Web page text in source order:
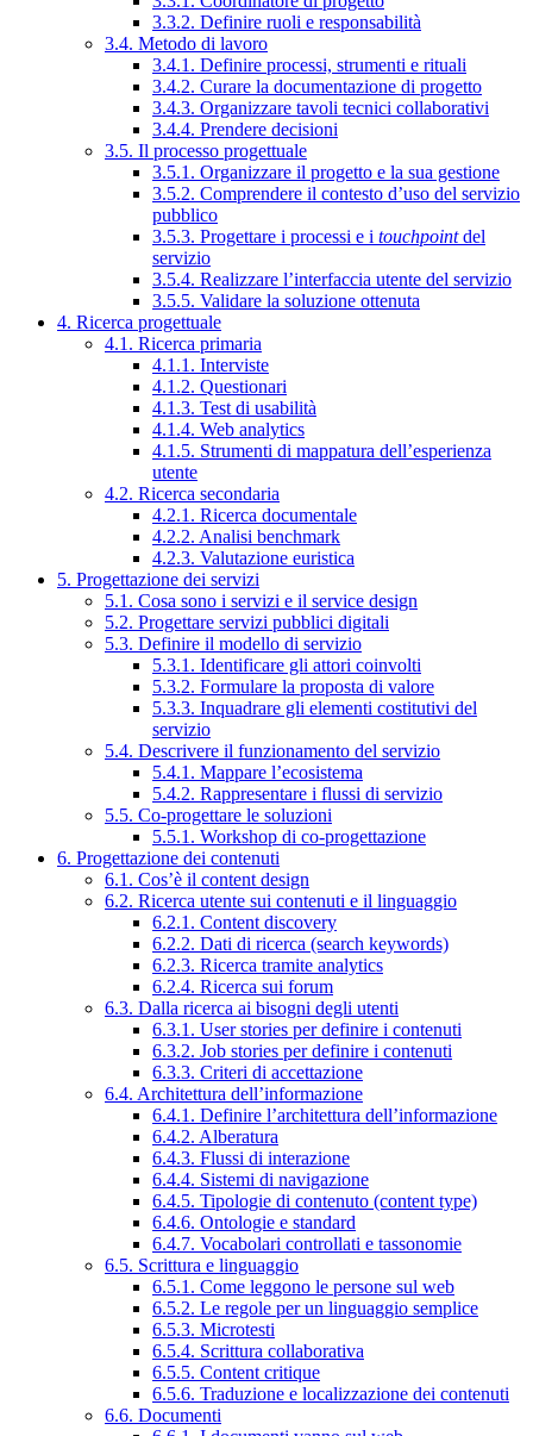
3.3.2. Definire ruoli e responsabilità
3.4. Metodo di lavoro
3.4.1. Definire processi, strumenti e rituali
3.4.2. Curare la documentazione di progetto
3.4.3. Organizzare tavoli tecnici collaborativi
3.4.4. Prendere decisioni
3.5. Il processo progettuale
3.5.1. Organizzare il progetto e la sua gestione
3.5.2. Comprendere il contesto d’uso del servizio
pubblico
3.5.3. Progettare i processi e i touchpointdel
servizio
3.5.4. Realizzare l’interfaccia utente del servizio
3.5.5. Validare la soluzione ottenuta
4. Ricerca progettuale
4.1. Ricerca primaria
4.1.1. Interviste
4.1.2. Questionari
4.1.3. Test di usabilità
4.1.4. Web analytics
4.1.5. Strumenti di mappatura dell’esperienza
utente
4.2. Ricerca secondaria
4.2.1. Ricerca documentale
4.2.2. Analisi benchmark
4.2.3. Valutazione euristica
5. Progettazione dei servizi
5.1. Cosa sono i servizi e il service design
5.2. Progettare servizi pubblici digitali
5.3. Definire il modello di servizio
5.3.1. Identificare gli attori coinvolti
5.3.2. Formulare la proposta di valore
5.3.3. Inquadrare gli elementi costitutivi del
servizio
5.4. Descrivere il funzionamento del servizio
5.4.1. Mappare l’ecosistema
5.4.2. Rappresentare i flussi di servizio
5.5. Co-progettare le soluzioni
5.5.1. Workshop di co-progettazione
6. Progettazione dei contenuti
6.1. Cos’è il content design
6.2. Ricerca utente sui contenuti e il linguaggio
6.2.1. Content discovery
6.2.2. Dati di ricerca (search keywords)
6.2.3. Ricerca tramite analytics
6.2.4. Ricerca sui forum
6.3. Dalla ricerca ai bisogni degli utenti
6.3.1. User stories per definire i contenuti
6.3.2. Job stories per definire i contenuti
6.3.3. Criteri di accettazione
6.4. Architettura dell’informazione
6.4.1. Definire l’architettura dell’informazione
6.4.2. Alberatura
6.4.3. Flussi di interazione
6.4.4. Sistemi di navigazione
6.4.5. Tipologie di contenuto (content type)
6.4.6. Ontologie e standard
6.4.7. Vocabolari controllati e tassonomie
6.5. Scrittura e linguaggio
6.5.1. Come leggono le persone sul web
6.5.2. Le regole per un linguaggio semplice
6.5.3. Microtesti
6.5.4. Scrittura collaborativa
6.5.5. Content critique
6.5.6. Traduzione e localizzazione dei contenuti
6.6. Documenti